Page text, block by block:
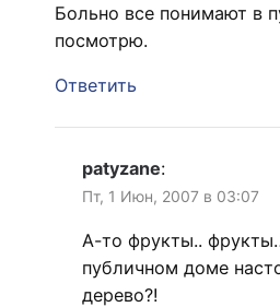
Больно все понимают в
посмотрю.
Ответить
patyzane:
Пт, 1 Июн, 2007 в 03:07
А-то фрукты..
публичном доме
дерево?!